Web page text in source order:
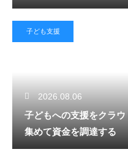
子ども支援
2026.08.06
子どもへの支援をクラ
集めて資金を調達する